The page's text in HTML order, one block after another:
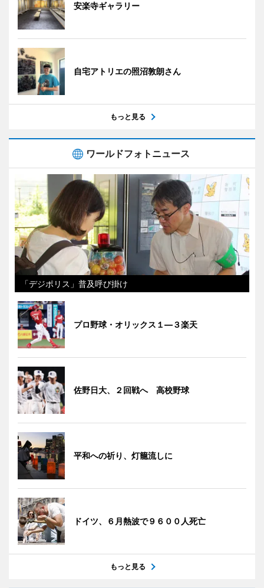
安楽寺ギャラリー
自宅アトリエの照沼敦朗さん
もっと見る
ワールドフォトニュース
「デジポリス」普及呼び掛け
プロ野球・オリックス１―３楽天
佐野日大、２回戦へ 高校野球
平和への祈り、灯籠流しに
ドイツ、６月熱波で９６００人死亡
もっと見る